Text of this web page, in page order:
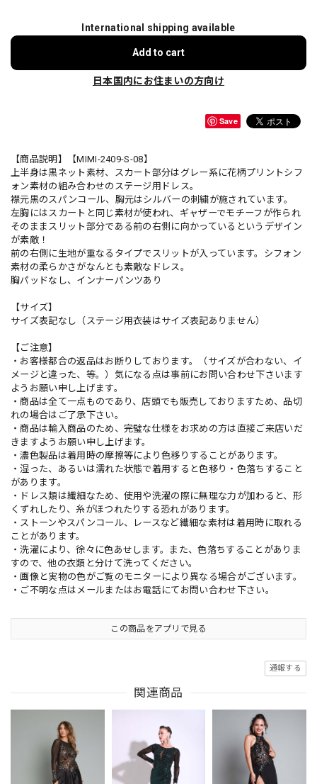
International shipping available
Add to cart
日本国内にお住まいの方向け
Save
【商品説明】【MIMI-2409-S-08】
上半身は黒ネット素材、スカート部分はグレー系に花柄プリントシフ
ォン素材の組み合わせのステージ用ドレス。
襟元黒のスパンコール、胸元はシルバーの刺繍が施されています。
左胸にはスカートと同じ素材が使われ、ギャザーでモチーフが作られ
そのままスリット部分である前の右側に向かっているというデザイン
が素敵！
前の右側に生地が重なるタイプでスリットが入っています。シフォン
素材の柔らかさがなんとも素敵なドレス。
胸パッドなし、インナーパンツあり
【サイズ】
サイズ表記なし（ステージ用衣装はサイズ表記ありません）
【ご注意】
・お客様都合の返品はお断りしております。（サイズが合わない、イ
メージと違った、等。）気になる点は事前にお問い合わせ下さいます
ようお願い申し上げます。
・商品は全て一点ものであり、店頭でも販売しておりますため、品切
れの場合はご了承下さい。
・商品は輸入商品のため、完璧な仕様をお求めの方は直接ご来店いだ
きますようお願い申し上げます。
・濃色製品は着用時の摩擦等により色移りすることがあります。
・湿った、あるいは濡れた状態で着用すると色移り・色落ちすること
があります。
・ドレス類は繊細なため、使用や洗濯の際に無理な力が加わると、形
くずれしたり、糸がほつれたりする恐れがあります。
・ストーンやスパンコール、レースなど繊細な素材は着用時に取れる
ことがあります。
・洗濯により、徐々に色あせします。また、色落ちすることがありま
すので、他の衣類と分けて洗ってください。
・画像と実物の色がご覧のモニターにより異なる場合がございます。
・ご不明な点はメールまたはお電話にてお問い合わせ下さい。
この商品をアプリで見る
通報する
関連商品